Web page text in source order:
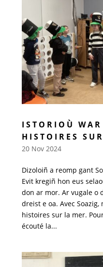
ISTORIOÙ
HISTOIRES
20 Nov 2024
Dizoloiñ a reomp gant
Evit kregiñ hon eus
don ar mor. Ar vugale o
dreist e oa. Avec
histoires sur la mer.
écouté la...